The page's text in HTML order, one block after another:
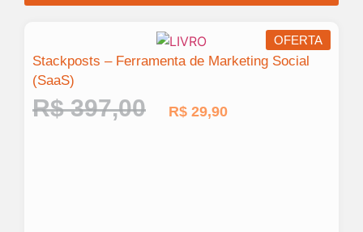
OFERTA
Stackposts – Ferramenta de Marketing Social
(SaaS)
R$397,00 R$ 29,90